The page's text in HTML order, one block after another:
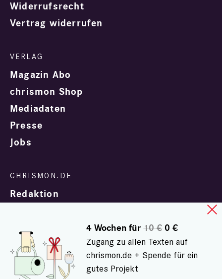
Widerrufsrecht
Vertrag widerrufen
Magazin Abo
chrismon Shop
Mediadaten
Presse
Jobs
Redaktion
4 Wochen für10 €0 €
Zugang zu allen Texten auf
chrismon.de + Spende für ein
gutes Projekt